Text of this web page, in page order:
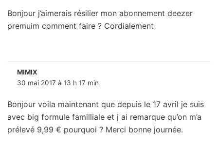
Bonjour j’aimerais résilier mon abonnement deezer
premuim comment faire ? Cordialement
MIMIX
30 mai 2017 à 13 h 17 min
Bonjour voila maintenant que depuis le 17 avril je suis
avec big formule familliale et j ai remarque qu’on m’a
prélevé 9,99 € pourquoi ? Merci bonne journée.